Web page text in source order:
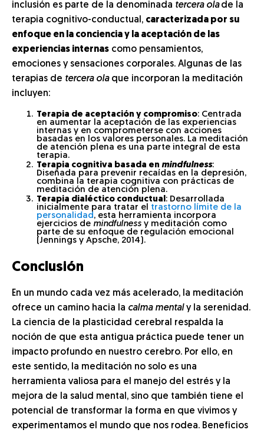
inclusión es parte de la denominada tercera ola de la
terapia cognitivo-conductual, caracterizada por su
enfoque en la conciencia y la aceptación de las
experiencias internas como pensamientos,
emociones y sensaciones corporales. Algunas de las
terapias de tercera olaque incorporan la meditación
incluyen:
Terapia de aceptación y compromiso: Centrada
en aumentar la aceptación de las experiencias
internas y en comprometerse con acciones
basadas en los valores personales. La meditación
de atención plena es una parte integral de esta
terapia.
Terapia cognitiva basada en mindfulness:
Diseñada para prevenir recaídas en la depresión,
combina la terapia cognitiva con prácticas de
meditación de atención plena.
Terapia dialéctico conductual: Desarrollada
inicialmente para tratar el trastorno límite de la
personalidad, esta herramienta incorpora
ejercicios de mindfulness y meditación como
parte de su enfoque de regulación emocional
(Jennings y Apsche, 2014).
Conclusión
En un mundo cada vez más acelerado, la meditación
ofrece un camino hacia la calma mentaly la serenidad.
La ciencia de la plasticidad cerebral respalda la
noción de que esta antigua práctica puede tener un
impacto profundo en nuestro cerebro. Por ello, en
este sentido, la meditación no solo es una
herramienta valiosa para el manejo del estrés y la
mejora de la salud mental, sino que también tiene el
potencial de transformar la forma en que vivimos y
experimentamos el mundo que nos rodea. Beneficios